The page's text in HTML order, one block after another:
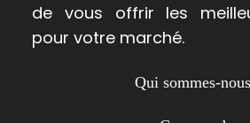
de vous offrir les
pour votre marché.
Qui sommes-